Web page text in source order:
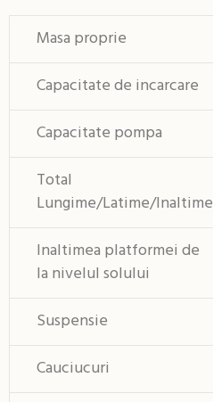
Masa proprie
Capacitate de incarcare
Capacitate pompa
Total
Lungime/Latime/Inaltime
Inaltimea platformei de
la nivelul solului
Suspensie
Cauciucuri